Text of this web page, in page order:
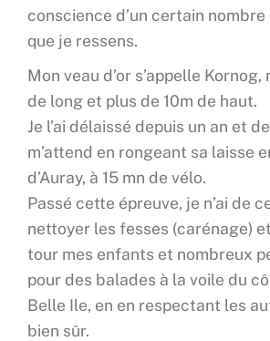
conscience d’un certain nombre
que je ressens.
Mon veau d’or s’appelle
de long et plus de 10m de haut.
Je l’ai délaissé depuis un an et
m’attend en rongeant sa laisse
d’Auray, à 15 mn de vélo.
Passé cette épreuve, je n’ai de
nettoyer les fesses (carénage)
tour mes enfants et nombreux
pour des balades à la voile du
Belle Ile, en en respectant les
bien sûr.